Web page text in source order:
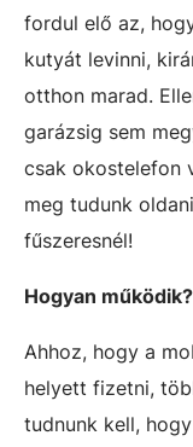
fordul elő az,
kutyát levinni,
otthon marad.
garázsig sem
csak okostelefon
meg tudunk
fűszeresnél!
Hogyan működik?
Ahhoz, hogy a
helyett fizetni,
tudnunk kell,